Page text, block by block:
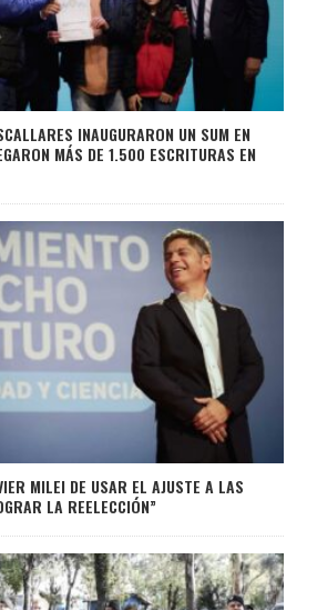
INAUGURARON UN SUM EN
MÁS DE 1.500 ESCRITURAS EN
MILEI DE USAR EL AJUSTE A LAS
LA REELECCIÓN”